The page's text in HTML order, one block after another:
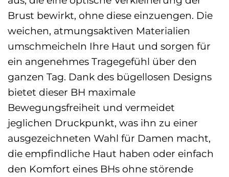
Brust bewirkt, ohne diese einzuengen. Die
weichen, atmungsaktiven Materialien
umschmeicheln Ihre Haut und sorgen für
ein angenehmes Tragegefühl über den
ganzen Tag. Dank des bügellosen Designs
bietet dieser BH maximale
Bewegungsfreiheit und vermeidet
jeglichen Druckpunkt, was ihn zu einer
ausgezeichneten Wahl für Damen macht,
die empfindliche Haut haben oder einfach
den Komfort eines BHs ohne störende